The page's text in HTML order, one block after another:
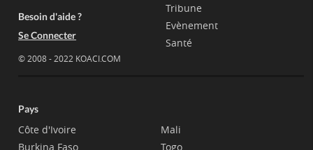
Besoin d'aide ?
Se Connecter
© 2008 - 2022 KOACI.COM
Tribune
Evènement
Santé
Pays
Côte d'Ivoire
Burkina Faso
Mali
Togo